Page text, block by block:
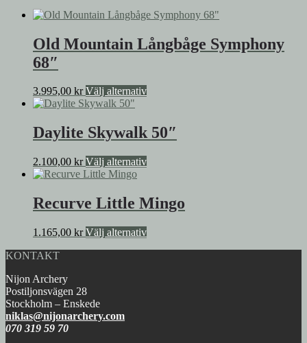
Old Mountain Långbåge Symphony
68″
3.995,00 kr Välj alternativDen
har
flera
De
kan
väljas
på
produktsidan
Daylite Skywalk 50″
2.100,00 kr Välj alternativDen
har
flera
De
olika
Recurve Little Mingo
1.165,00 kr Välj alternativDen
KONTAKT
Nijon Archery
Postiljonsvägen 28
Stockholm – Enskede
niklas@nijonarchery.com
070 319 59 70